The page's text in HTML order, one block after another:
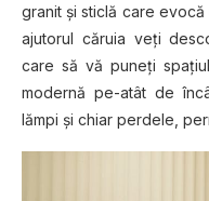
granit şi sticlă care
ajutorul căruia veţi
care să vă puneţi
modernă pe-atât de
lămpi şi chiar perdele,